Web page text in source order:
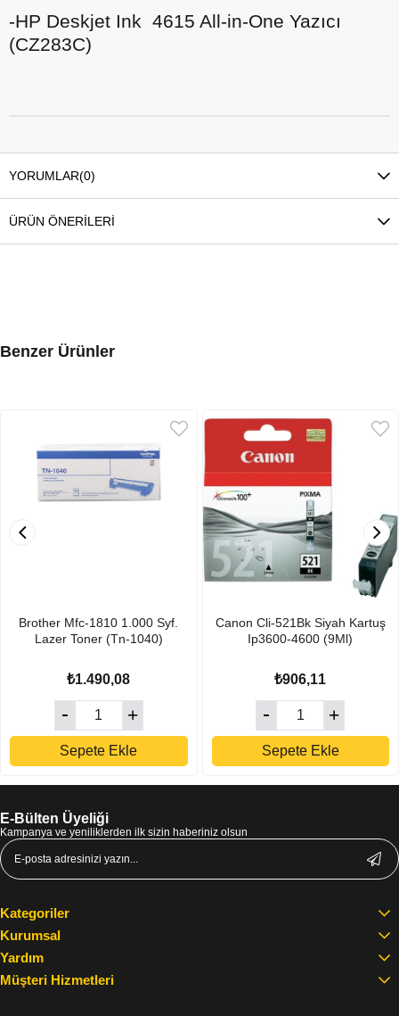
-HP Deskjet Ink 4615 All-in-One Yazıcı
(CZ283C)
YORUMLAR(0)
ÜRÜN ÖNERILERI
Benzer Ürünler
Brother Mfc-1810 1.000 Syf.
Lazer Toner (Tn-1040)
₺1.490,08
Sepete Ekle
Canon Cli-521Bk Siyah Kartuş
Ip3600-4600 (9Ml)
₺906,11
Sepete Ekle
E-Bülten Üyeliği
Kampanya ve yeniliklerden ilk sizin haberiniz olsun
Kategoriler
Kurumsal
Yardım
Müşteri Hizmetleri